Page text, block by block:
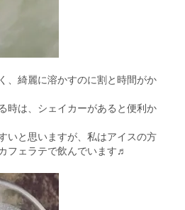
、綺麗に溶かすのに割と時間がか
時は、シェイカーがあると便利か
いと思いますが、私はアイスの方
フェラテで飲んでいます♬